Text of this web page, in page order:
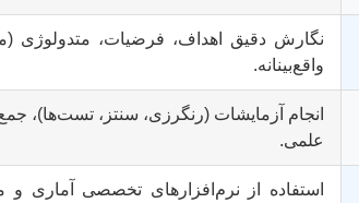
نگارش دقیق اهداف، فرضیات، متدولوژی
واقع‌بینانه.
انجام آزمایشات (رنگرزی، سنتز، تست‌ها)،
علمی.
استفاده از نرم‌افزارهای تخصصی آماری و